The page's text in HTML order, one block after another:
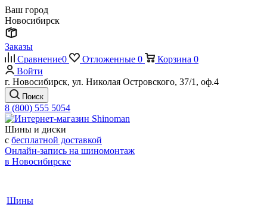
Ваш город
Новосибирск
Заказы
Сравнение0 Отложенные 0 Корзина 0
Войти
г. Новосибирск, ул. Николая Островского, 37/1, оф.4
Поиск
8 (800) 555 5054
Шины и диски
с бесплатной доставкой
Онлайн-запись на шиномонтаж
в Новосибирске
Шины